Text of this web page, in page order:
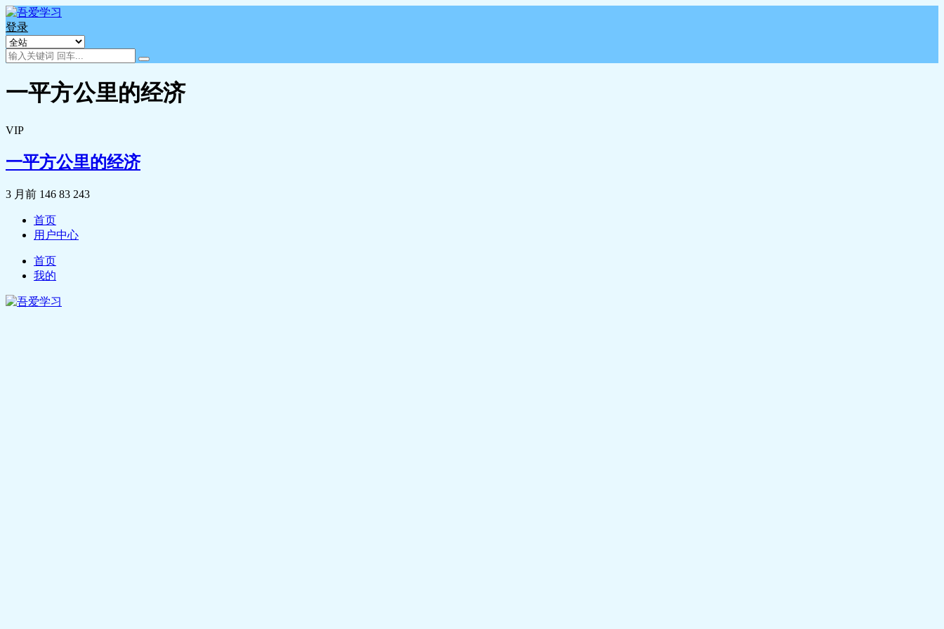
登录
一平方公里的经济
VIP
一平方公里的经济
3 月前 146 83 243
首页
用户中心
首页
我的